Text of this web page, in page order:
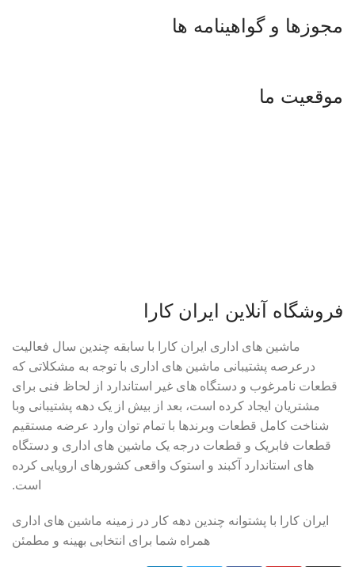
مجوزها و گواهینامه ها
موقعیت ما
فروشگاه آنلاین ایران کارا
ماشین های اداری ایران کارا با سابقه چندین سال فعالیت
درعرصه پشتیبانی ماشین های اداری با توجه به مشکلاتی که
قطعات نامرغوب و دستگاه های غیر استاندارد از لحاظ فنی برای
مشتریان ایجاد کرده است، بعد از بیش از یک دهه پشتیبانی وبا
شناخت کامل قطعات وبرندها با تمام توان وارد عرضه مستقیم
قطعات فابریک و قطعات درجه یک ماشین های اداری و دستگاه
های استاندارد آکبند و استوک واقعی کشورهای اروپایی کرده
است.
ایران کارا با پشتوانه چندین دهه کار در زمینه ماشین های اداری
همراه شما برای انتخابی بهینه و مطمئن